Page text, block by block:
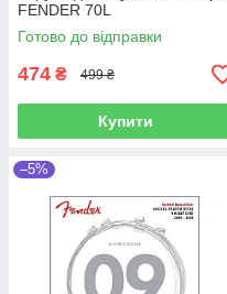
FENDER 70L
Готово до відправки
474 ₴ 499 ₴
Купити
–5%